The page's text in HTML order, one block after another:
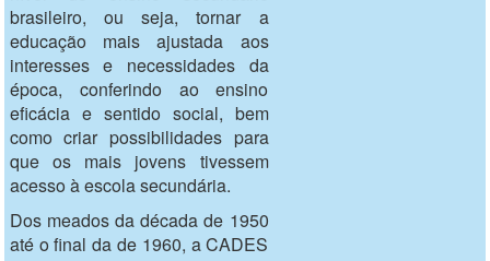
brasileiro, ou seja, tornar a
educação mais ajustada aos
interesses e necessidades da
época, conferindo ao ensino
eficácia e sentido social, bem
como criar possibilidades para
que os mais jovens tivessem
acesso à escola secundária.
Dos meados da década de 1950
até o final da de 1960, a CADES